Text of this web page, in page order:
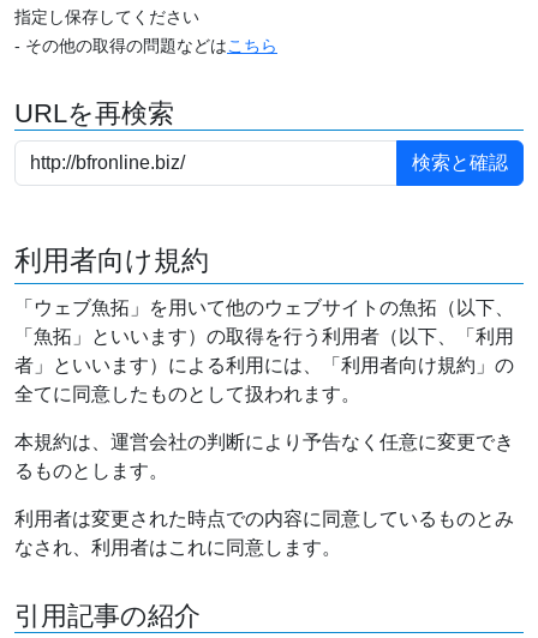
指定し保存してください
- その他の取得の問題などはこちら
URLを再検索
利用者向け規約
「ウェブ魚拓」を用いて他のウェブサイトの魚拓（以下、
「魚拓」といいます）の取得を行う利用者（以下、「利用
者」といいます）による利用には、「利用者向け規約」の
全てに同意したものとして扱われます。
本規約は、運営会社の判断により予告なく任意に変更でき
るものとします。
利用者は変更された時点での内容に同意しているものとみ
なされ、利用者はこれに同意します。
引用記事の紹介